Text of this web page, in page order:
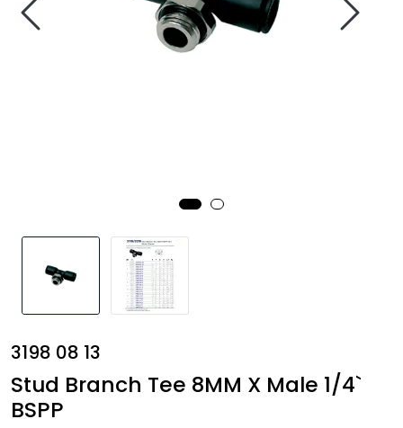
3198 08 13
Stud Branch Tee 8MM X Male 1/4`
BSPP
Annet